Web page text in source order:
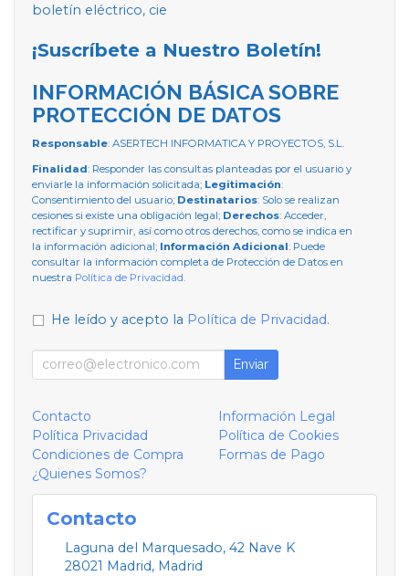
boletín eléctrico, cie
¡Suscríbete a Nuestro Boletín!
INFORMACIÓN BÁSICA SOBRE
PROTECCIÓN DE DATOS
Responsable: ASERTECH INFORMATICA Y PROYECTOS, S.L.
Finalidad: Responder las consultas planteadas por el usuario y
enviarle la información solicitada; Legitimación:
Consentimiento del usuario; Destinatarios: Solo se realizan
cesiones si existe una obligación legal; Derechos: Acceder,
rectificar y suprimir, así como otros derechos, como se indica en
la información adicional; Información Adicional: Puede
consultar la información completa de Protección de Datos en
nuestra Política de Privacidad
He leído y acepto la Política de Privacidad.
Enviar
Contacto
Información Legal
Política Privacidad
Política de Cookies
Condiciones de Compra
Formas de Pago
¿Quienes Somos?
Contacto
Laguna del Marquesado, 42 Nave K
28021 Madrid, Madrid